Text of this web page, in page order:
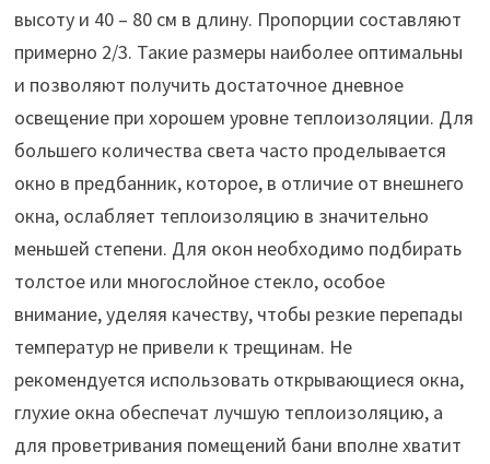
высоту и 40 – 80 см в длину. Пропорции составляют
примерно 2/3. Такие размеры наиболее оптимальны
и позволяют получить достаточное дневное
освещение при хорошем уровне теплоизоляции. Для
большего количества света часто проделывается
окно в предбанник, которое, в отличие от внешнего
окна, ослабляет теплоизоляцию в значительно
меньшей степени. Для окон необходимо подбирать
толстое или многослойное стекло, особое
внимание, уделяя качеству, чтобы резкие перепады
температур не привели к трещинам. Не
рекомендуется использовать открывающиеся окна,
глухие окна обеспечат лучшую теплоизоляцию, а
для проветривания помещений бани вполне хватит